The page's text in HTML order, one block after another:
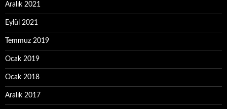
Aralık 2021
Eylül 2021
Temmuz 2019
Ocak 2019
Ocak 2018
Aralık 2017